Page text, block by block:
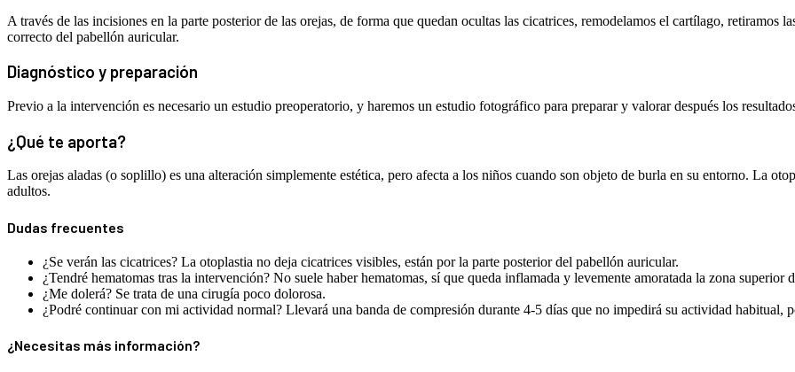
A través de las incisiones en la parte posterior de las orejas, de forma que quedan ocultas las cicatrices, remodelamos el cartílago, retiramos
correcto del pabellón auricular.
Diagnóstico y preparación
Previo a la intervención es necesario un estudio preoperatorio, y haremos un estudio fotográfico para preparar y valorar después los
¿Qué te aporta?
Las orejas aladas (o soplillo) es una alteración simplemente estética, pero afecta a los niños cuando son objeto de burla en su entorno. La
adultos.
Dudas frecuentes
¿Se verán las cicatrices? La otoplastia no deja cicatrices visibles, están por la parte posterior del pabellón auricular.
¿Tendré hematomas tras la intervención? No suele haber hematomas, sí que queda inflamada y levemente amoratada la zona superior
¿Me dolerá? Se trata de una cirugía poco dolorosa.
¿Podré continuar con mi actividad normal? Llevará una banda de compresión durante 4-5 días que no impedirá su actividad habitual,
¿Necesitas más información?